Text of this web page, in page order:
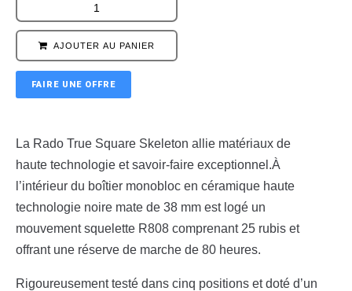
AJOUTER AU PANIER
FAIRE UNE OFFRE
La Rado True Square Skeleton allie matériaux de
haute technologie et savoir-faire exceptionnel.À
l’intérieur du boîtier monobloc en céramique haute
technologie noire mate de 38 mm est logé un
mouvement squelette R808 comprenant 25 rubis et
offrant une réserve de marche de 80 heures.
Rigoureusement testé dans cinq positions et doté d’un